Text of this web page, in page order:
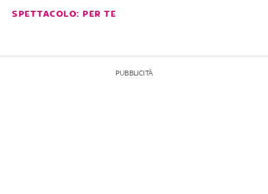
SPETTACOLO: PER TE
PUBBLICITÀ